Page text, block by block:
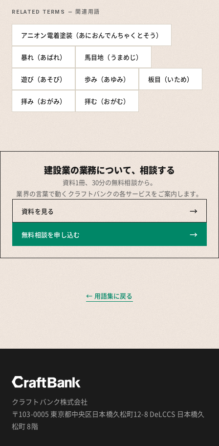
RELATED TERMS — 関連用語
アニオン電着塗装（あにおんでんちゃくとそう）
暴れ（あばれ） 馬目地（うまめじ）
遊び（あそび） 歩み（あゆみ） 板目（いため）
拝み（おがみ） 拝む（おがむ）
建設業の業務について、相談する
資料1冊、30分の無料相談から。
業界の言葉で動くクラフトバンクの各サービスをご案内します。
資料を見る
→
無料相談を申し込む →
← 用語集に戻る
クラフトバンク株式会社
〒103-0005 東京都中央区日本橋久松町12-8 DeLCCS 日本橋久
松町 8階